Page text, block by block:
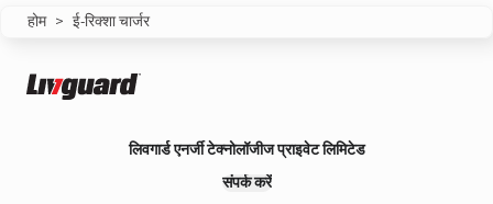
A post shared by Rajan Arora (@hustlingrajan)
होम > ई-रिक्शा चार्जर
लिवगार्ड एनर्जी टेक्नोलॉजीज प्राइवेट लिमिटेड
संपर्क करें